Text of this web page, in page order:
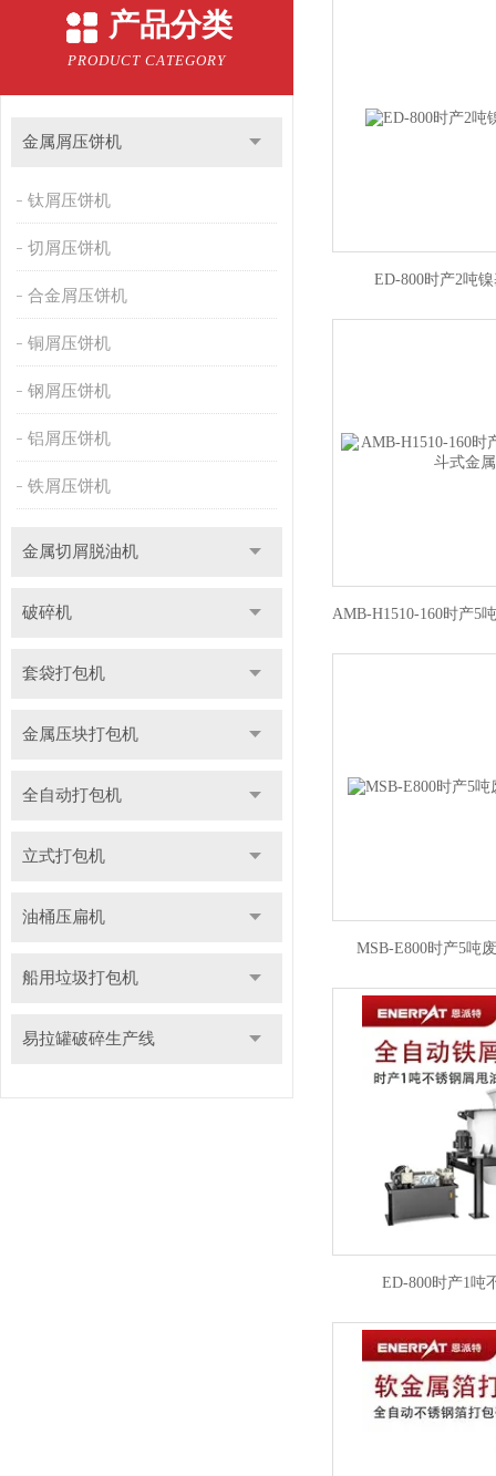
产品分类
PRODUCT CATEGORY
金属屑压饼机
钛屑压饼机
切屑压饼机
合金屑压饼机
铜屑压饼机
钢屑压饼机
铝屑压饼机
铁屑压饼机
金属切屑脱油机
破碎机
套袋打包机
金属压块打包机
全自动打包机
立式打包机
油桶压扁机
船用垃圾打包机
易拉罐破碎生产线
ED-800时产2吨
MSB-E800时产5吨
ED-800时产1吨